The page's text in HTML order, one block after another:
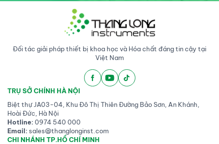
Đối tác giải pháp thiết bị khoa học và Hóa chất đáng tin cậy tại
Việt Nam
TRỤ SỞ CHÍNH HÀ NỘI
Biệt thự JA03-04, Khu Đô Thị Thiên Đường Bảo Sơn, An Khánh,
Hoài Đức, Hà Nội
Hotline:0974 540 000
Email:sales@thanglonginst.com
CHI NHÁNH TP.HỒ CHÍ MINH